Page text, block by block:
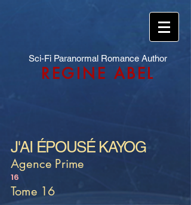
Sci-Fi Paranormal Romance Author
REGINE ABEL
J'AI ÉPOUSÉ KAYOG
Agence Prime
16
Tome 16